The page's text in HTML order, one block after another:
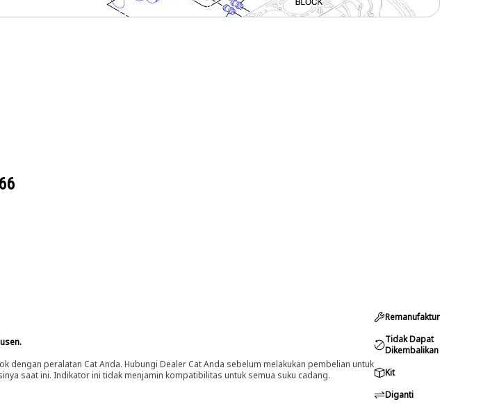
peralatan Cat Anda. Hubungi Dealer Cat Anda sebelum melakukan pembelian untuk
saat ini. Indikator ini tidak menjamin kompatibilitas untuk semua suku cadang.
Remanufaktur
Tidak Dapat
Dikembalikan
Kit
Diganti